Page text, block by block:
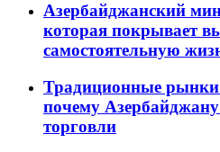
Азербайджанский
которая покрывает
самостоятельную
Традиционные рынки
почему
торговли